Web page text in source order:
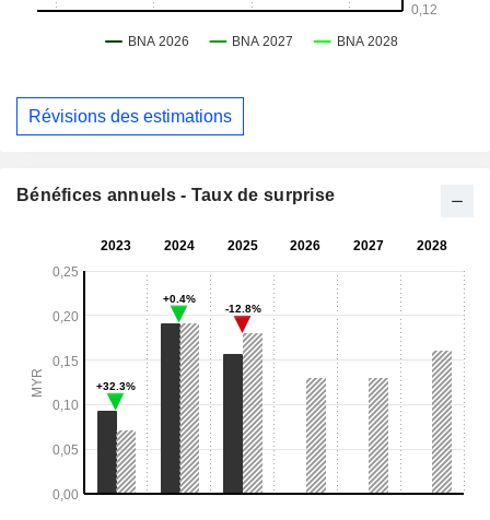
Révisions des estimations
Bénéfices annuels - Taux de surprise